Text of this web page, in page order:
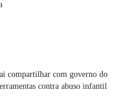
compartilhar com governo do
contra abuso infantil